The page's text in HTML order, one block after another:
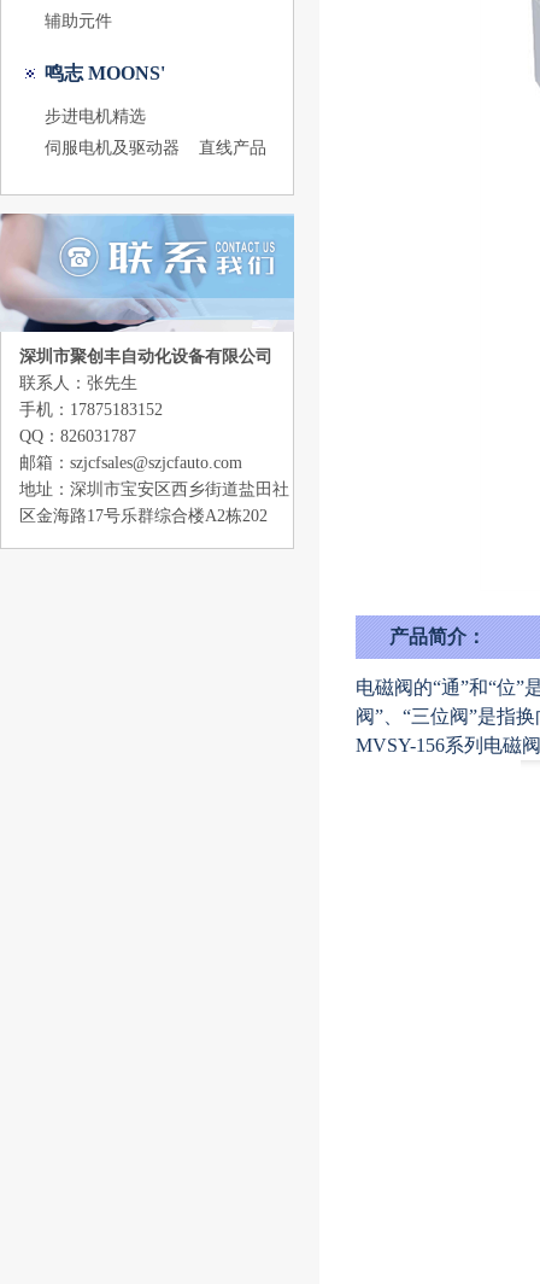
辅助元件
鸣志 MOONS'
步进电机精选
伺服电机及驱动器
直线产品
深圳市聚创丰自动化设备有限公司
联系人：张先生
手机：17875183152
QQ：826031787
邮箱：szjcfsales@szjcfauto.com
地址：深圳市宝安区西乡街道盐田社
区金海路17号乐群综合楼A2栋202
产品简介：
电磁阀的“通”和“位”
阀”、“三位阀”是指
MVSY-156系列电磁